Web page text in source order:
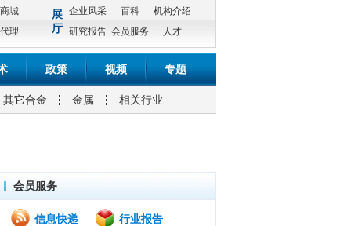
城
理
展
厅
企业风采 百科
机构介绍
研究报告 会员服务 人才
政策 视频 专题
其它合金 金属 相关行业
会员服务
信息快递 行业报告